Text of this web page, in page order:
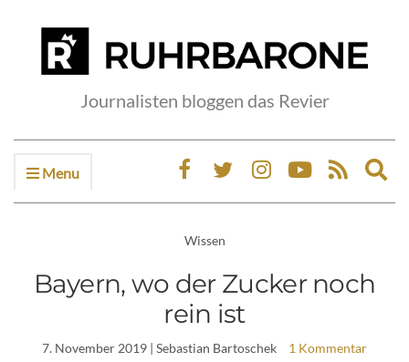
Journalisten bloggen das Revier
Menu
Wissen
Bayern, wo der Zucker noch
rein ist
7. November 2019 | Sebastian Bartoschek 1 Kommentar